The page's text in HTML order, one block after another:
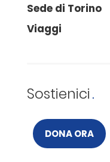
Sede di Torino
Viaggi
Sostienici
DONA ORA